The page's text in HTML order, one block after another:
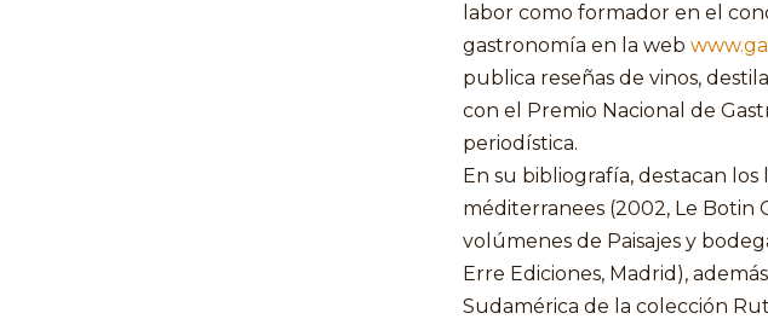
labor como formador en el
gastronomía en la web
publica reseñas de vinos,
con el Premio Nacional de
periodística.
En su bibliografía, destacan
méditerranees (2002, Le Botin
volúmenes de Paisajes y
Erre Ediciones, Madrid),
Sudamérica de la colección